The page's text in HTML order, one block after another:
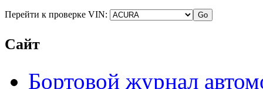
Перейти к проверке VIN:
Сайт
Бортовой журнал